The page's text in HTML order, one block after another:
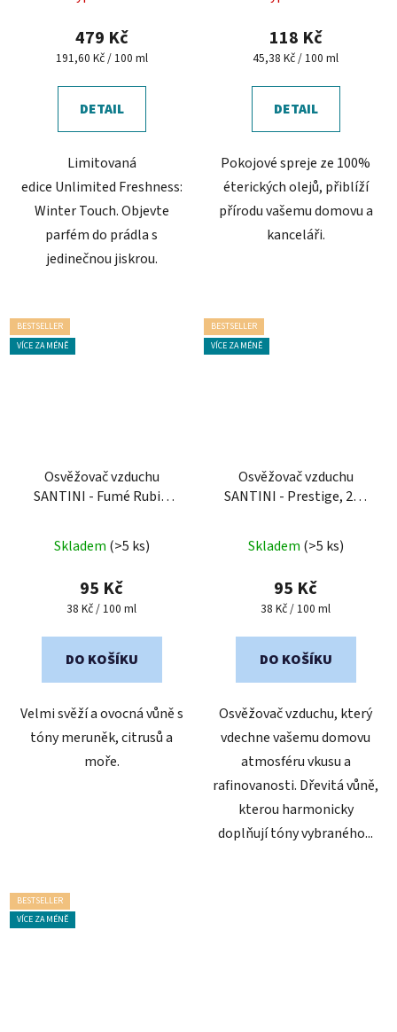
Winter Touch
produktu
je
z
479 Kč
Měrná
191,60 Kč / 100 ml
DETAIL
Limitovaná
edice Unlimited Freshness:
Winter Touch. Objevte
parfém do prádla s
jedinečnou jiskrou.
118 Kč
Měrná
45,38 Kč / 100 ml
DETAIL
Pokojové spreje ze 100%
éterických olejů, přiblíží
přírodu vašemu domovu a
kanceláři.
BESTSELLER
VÍCE ZA MÉNĚ
Osvěžovač vzduchu
SANTINI - Fumé Rubis,
hodnocení
produktu
je
z
Skladem (>5 ks)
95 Kč
Měrná
38 Kč / 100 ml
DO KOŠÍKU
Velmi svěží a ovocná vůně s
tóny meruněk, citrusů a
moře.
BESTSELLER
VÍCE ZA MÉNĚ
Osvěžovač vzduchu
SANTINI - Prestige, 250
hodnocení
produktu
je
z
Skladem (>5 ks)
95 Kč
Měrná
38 Kč / 100 ml
DO KOŠÍKU
Osvěžovač vzduchu, který
vdechne vašemu domovu
atmosféru vkusu a
rafinovanosti. Dřevitá vůně,
kterou harmonicky
doplňují tóny vybraného...
BESTSELLER
VÍCE ZA MÉNĚ